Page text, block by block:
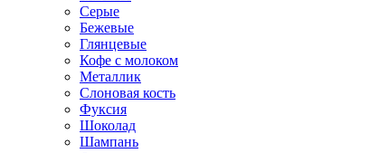
Серые
Бежевые
Глянцевые
Кофе с молоком
Металлик
Слоновая кость
Фуксия
Шоколад
Шампань